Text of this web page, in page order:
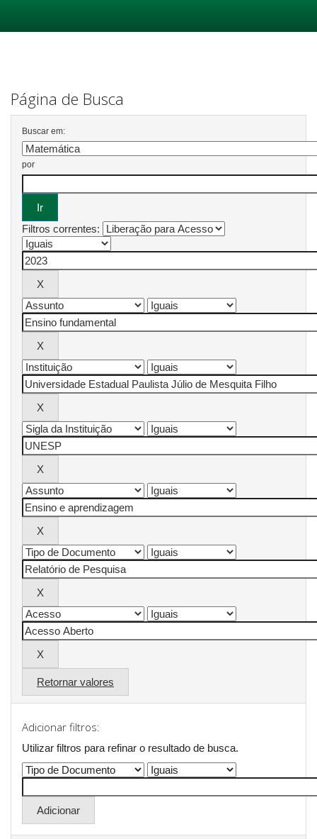
Página de Busca
Buscar em:
por
Filtros correntes:
Retornar valores
Adicionar filtros:
Utilizar filtros para refinar o resultado de busca.